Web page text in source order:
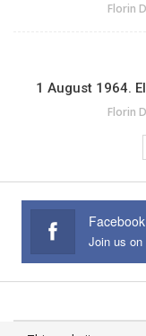
Florin
1 August 1964.
Florin
Facebook